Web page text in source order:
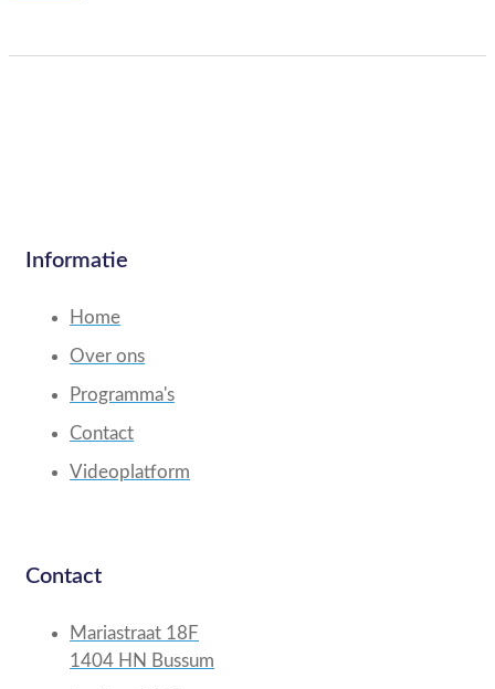
Informatie
Home
Over ons
Programma's
Contact
Videoplatform
Contact
Mariastraat 18F
1404 HN Bussum